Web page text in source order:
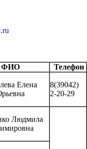
ФИО Телефон
Елена
8(39042)
2-20-29
Людмила